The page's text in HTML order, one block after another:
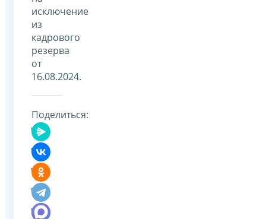
исключение
из
кадрового
резерва
от
16.08.2024.
Поделиться: